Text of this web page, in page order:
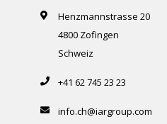
Henzmannstrasse 20
4800 Zofingen
Schweiz
+41 62 745 23 23
info.ch@iargroup.com